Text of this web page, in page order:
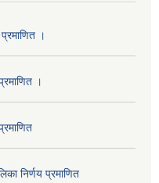
।
।
निर्णय प्रमाणित